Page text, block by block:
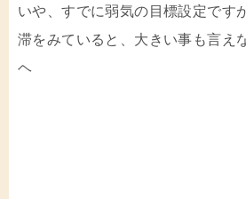
いや、すでに弱気の目標設定です
滞をみていると、大きい事も言え
ヘ